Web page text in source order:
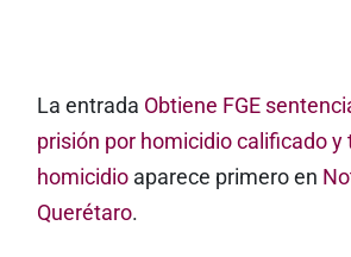
La entrada Obtiene FGE
prisión por homicidio calificado y
homicidioaparece primero en
Querétaro.